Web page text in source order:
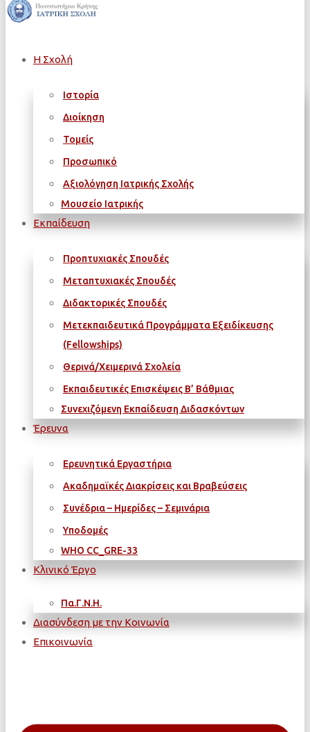
Η Σχολή
Ιστορία
Διοίκηση
Τομείς
Προσωπικό
Αξιολόγηση Ιατρικής Σχολής
Μουσείο Ιατρικής
Εκπαίδευση
Προπτυχιακές Σπουδές
Μεταπτυχιακές Σπουδές
Διδακτορικές Σπουδές
Μετεκπαιδευτικά Προγράμματα Εξειδίκευσης
(Fellowships)
Θερινά/Χειμερινά Σχολεία
Εκπαιδευτικές Επισκέψεις Β’ Βάθμιας
Συνεχιζόμενη Εκπαίδευση Διδασκόντων
Έρευνα
Ερευνητικά Εργαστήρια
Ακαδημαϊκές Διακρίσεις και Βραβεύσεις
Συνέδρια – Ημερίδες – Σεμινάρια
Υποδομές
WΗΟ CC_GRE-33
Κλινικό Έργο
Πα.Γ.Ν.Η.
Διασύνδεση με την Κοινωνία
Επικοινωνία